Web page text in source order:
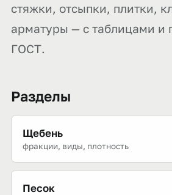
стяжки, отсыпки, плитки,
арматуры — с таблицами и
ГОСТ.
Разделы
Щебень
фракции, виды, плотность
Песок